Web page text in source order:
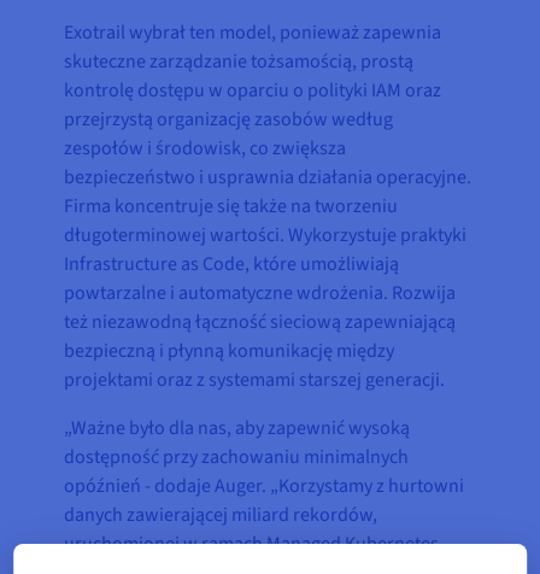
Exotrail wybrał ten model, ponieważ zapewnia
skuteczne zarządzanie tożsamością, prostą
kontrolę dostępu w oparciu o polityki IAM oraz
przejrzystą organizację zasobów według
zespołów i środowisk, co zwiększa
bezpieczeństwo i usprawnia działania operacyjne.
Firma koncentruje się także na tworzeniu
długoterminowej wartości. Wykorzystuje praktyki
Infrastructure as Code, które umożliwiają
powtarzalne i automatyczne wdrożenia. Rozwija
też niezawodną łączność sieciową zapewniającą
bezpieczną i płynną komunikację między
projektami oraz z systemami starszej generacji.
„Ważne było dla nas, aby zapewnić wysoką
dostępność przy zachowaniu minimalnych
opóźnień - dodaje Auger. „Korzystamy z hurtowni
danych zawierającej miliard rekordów,
uruchomionej w ramach Managed Kubernetes